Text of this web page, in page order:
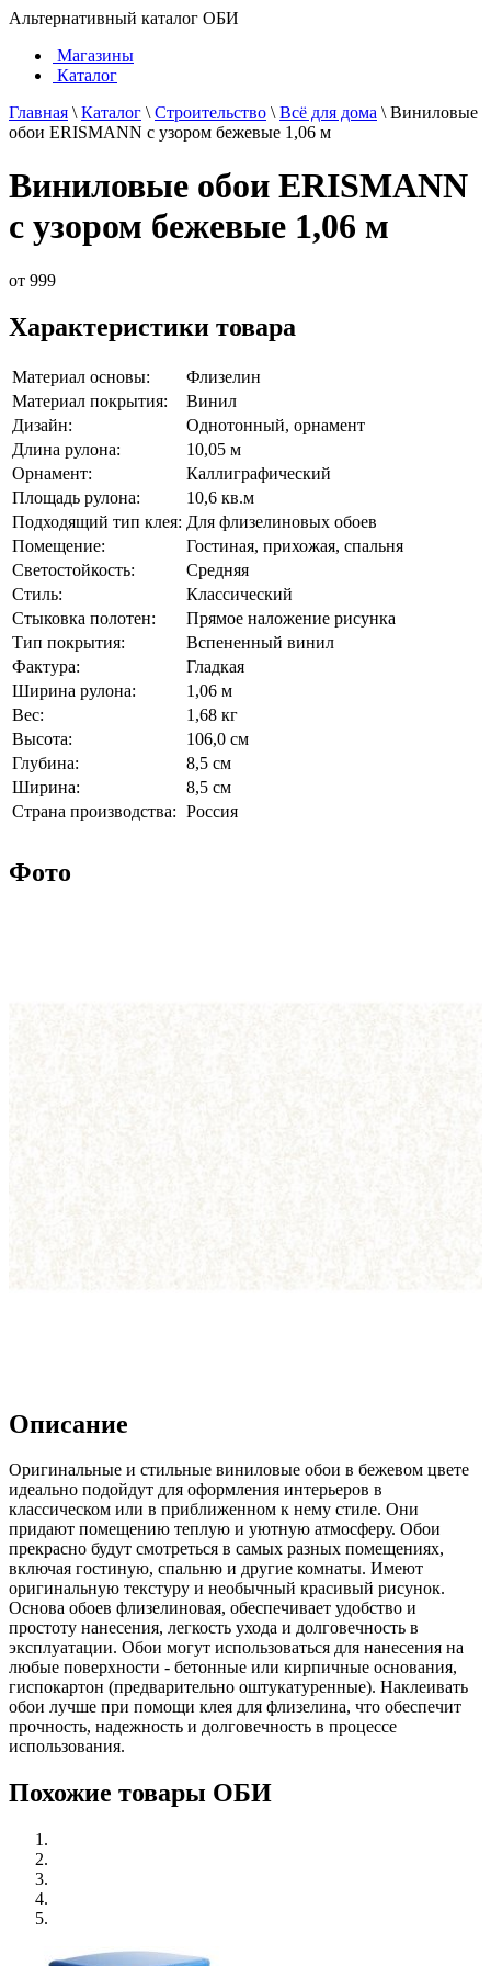
Альтернативный каталог ОБИ
Магазины
Каталог
Главная \ Каталог \ Строительство \ Всё для дома \ Виниловые
обои ERISMANN с узором бежевые 1,06 м
Виниловые обои ERISMANN
с узором бежевые 1,06 м
от 999
Характеристики товара
Материал основы:
Флизелин
Материал покрытия:
Винил
Дизайн:
Однотонный, орнамент
Длина рулона:
10,05 м
Орнамент:
Каллиграфический
Площадь рулона:
10,6 кв.м
Подходящий тип клея: Для флизелиновых обоев
Помещение:
Гостиная, прихожая, спальня
Светостойкость:
Средняя
Стиль:
Классический
Стыковка полотен:
Прямое наложение рисунка
Тип покрытия:
Вспененный винил
Фактура:
Гладкая
Ширина рулона:
1,06 м
Вес:
1,68 кг
Высота:
106,0 см
Глубина:
8,5 см
Ширина:
8,5 см
Страна производства: Россия
Фото
Описание
Оригинальные и стильные виниловые обои в бежевом цвете
идеально подойдут для оформления интерьеров в
классическом или в приближенном к нему стиле. Они
придают помещению теплую и уютную атмосферу. Обои
прекрасно будут смотреться в самых разных помещениях,
включая гостиную, спальню и другие комнаты. Имеют
оригинальную текстуру и необычный красивый рисунок.
Основа обоев флизелиновая, обеспечивает удобство и
простоту нанесения, легкость ухода и долговечность в
эксплуатации. Обои могут использоваться для нанесения на
любые поверхности - бетонные или кирпичные основания,
гиспокартон (предварительно оштукатуренные). Наклеивать
обои лучше при помощи клея для флизелина, что обеспечит
прочность, надежность и долговечность в процессе
использования.
Похожие товары ОБИ